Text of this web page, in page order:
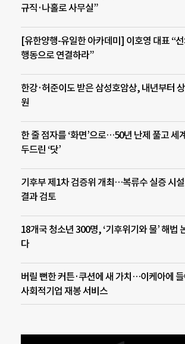
규직·나홀로 사무실”
[유한양행-유일한 아카데미] 이호영 대표 “
행동으로 연결하라”
한강·허준이도 받은 삼성호암상, 내년부터
원
한 줄 점자를 ‘화면’으로…50년 난제 풀고 세
두드린 ‘닷’
기후부 제1차 검증위 개최…복류수 실증 시
결과 검토
18개국 청소년 300명, ‘기후위기와 물’ 해법
다
버릴 뻔한 커튼·쿠션에 새 가치…이케아에
사회적기업 재봉 서비스